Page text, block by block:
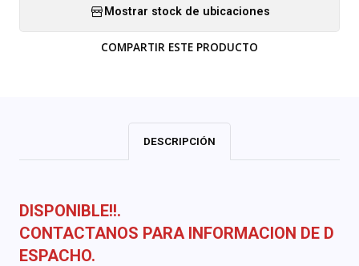
Mostrar stock de ubicaciones
COMPARTIR ESTE PRODUCTO
DESCRIPCIÓN
DISPONIBLE!!.
CONTACTANOS PARA INFORMACION DE D
ESPACHO.